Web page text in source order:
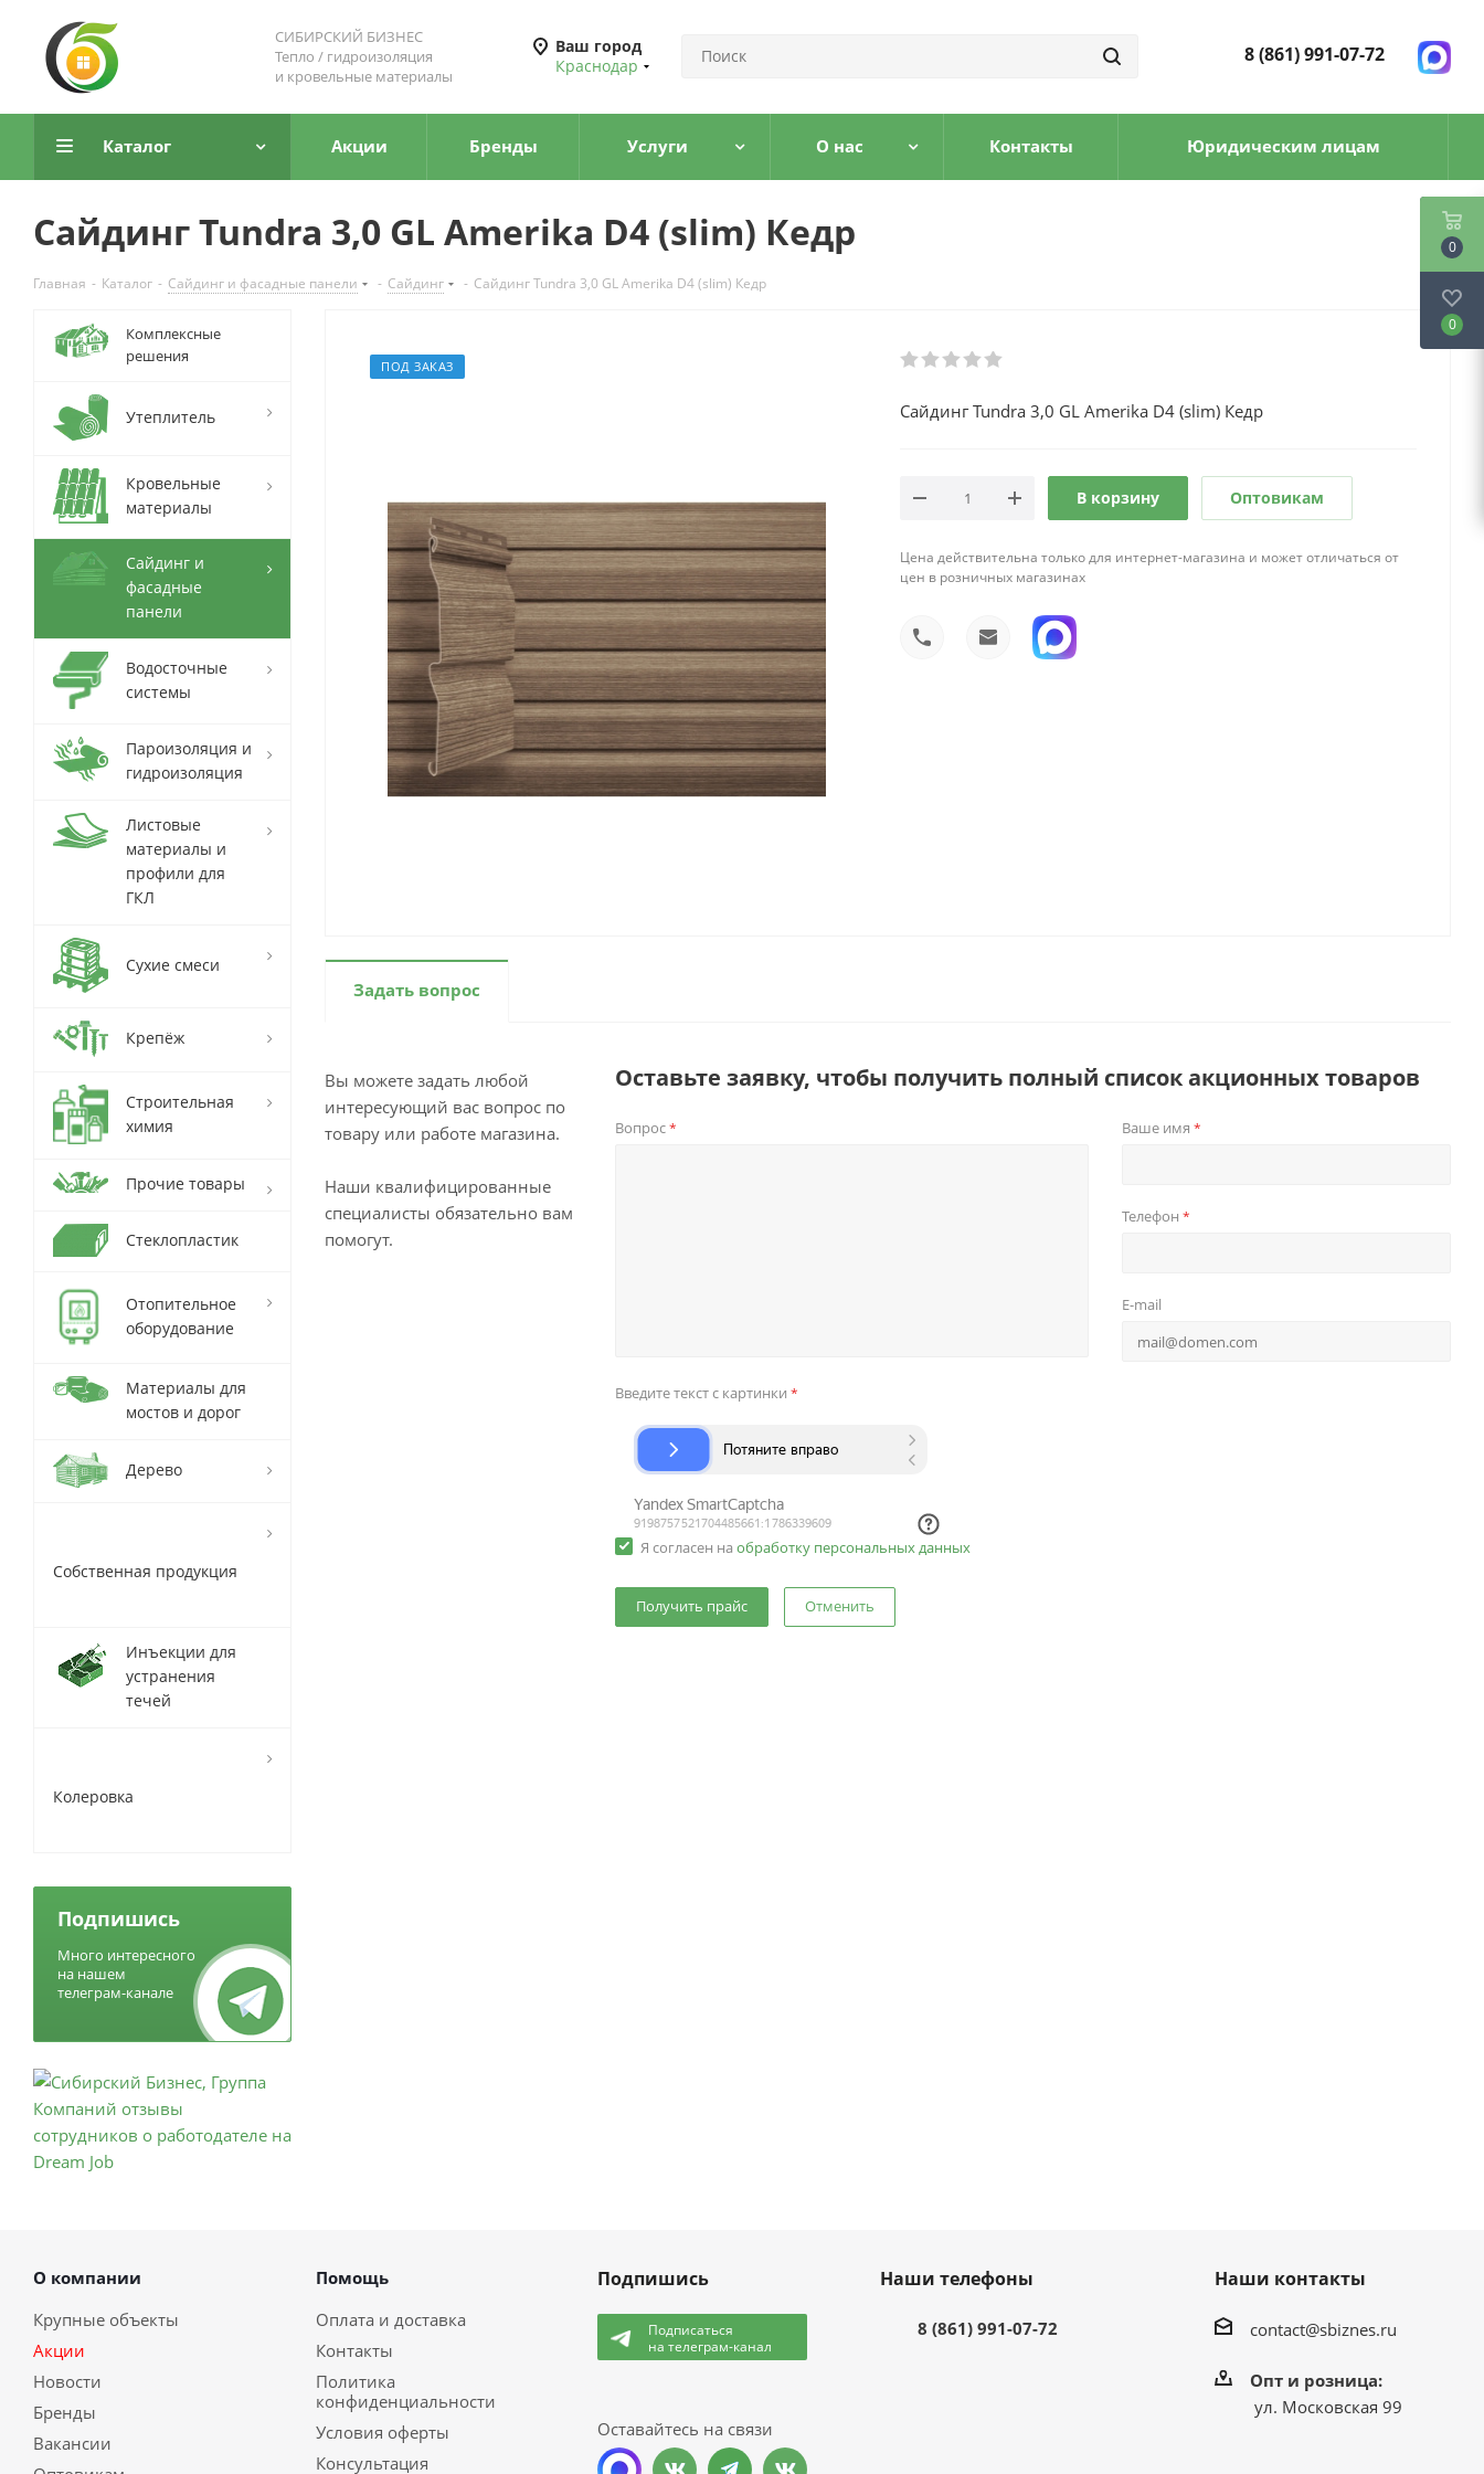
СИБИРСКИЙ БИЗНЕС
Тепло / гидроизоляция
и кровельные материалы
Ваш город
Краснодар
8 (861) 991-07-72
Каталог Акции Бренды Услуги О нас Контакты Юридическим лицам
Сайдинг Tundra 3,0 GL Amerika D4 (slim) Кедр
Главная - Каталог - Сайдинг и фасадные панели - Сайдинг - Сайдинг Tundra 3,0 GL Amerika D4 (slim) Кедр
ПОД ЗАКАЗ
Сайдинг Tundra 3,0 GL Amerika D4 (slim) Кедр
В корзину Оптовикам
Цена действительна только для интернет-магазина и может отличаться от
цен в розничных магазинах
Задать вопрос
Вы можете задать любой
интересующий вас вопрос по
товару или работе магазина.
Наши квалифицированные
специалисты обязательно вам
помогут.
Оставьте заявку, чтобы получить полный список акционных товаров
Вопрос* Ваше имя *
Телефон *
E-mail
Введите текст с картинки *
Я согласен на обработку персональных данных
Отменить
Комплексные
решения
Утеплитель
Кровельные
материалы
Сайдинг и
фасадные
панели
Водосточные
системы
Пароизоляция и
гидроизоляция
Листовые
материалы и
профили для
ГКЛ
Сухие смеси
Крепёж
Строительная
химия
Прочие товары
Стеклопластик
Отопительное
оборудование
Материалы для
мостов и дорог
Дерево
Собственная продукция
Инъекции для
устранения
течей
Колеровка
Подпишись
Много интересного
на нашем
телеграм-канале
О компании
Крупные объекты
Акции
Новости
Бренды
Вакансии
Помощь
Оплата и доставка
Контакты
Политика
конфиденциальности
Условия оферты
Консультация
Подпишись
Подписаться
на телеграм-канал
Оставайтесь на связи
Наши телефоны
8 (861) 991-07-72
Наши контакты
contact@sbiznes.ru
Опт и розница:
ул. Московская 99
0
0